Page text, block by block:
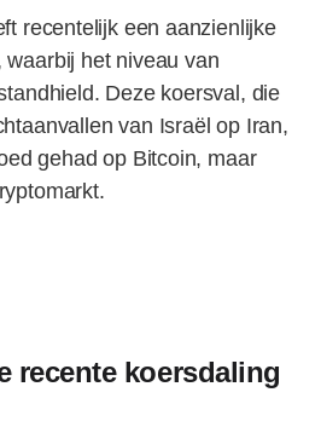
recentelijk een aanzienlijke
het niveau van
Deze koersval, die
van Israël op Iran,
gehad op Bitcoin, maar
recente koersdaling